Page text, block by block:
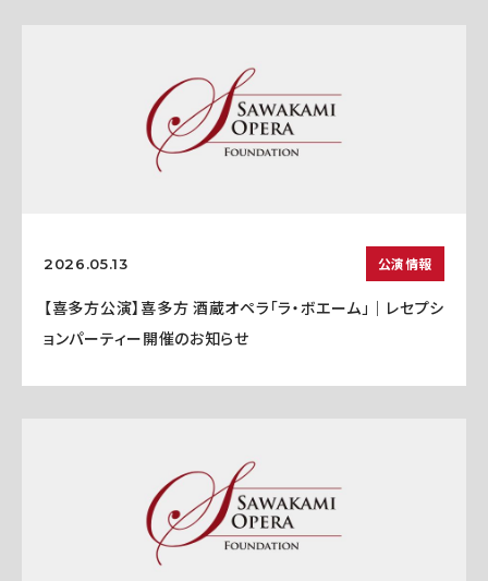
2026.05.13 公演情報
【喜多方公演】喜多方 酒蔵オペラ「ラ・ボエーム」｜レセプシ
ョンパーティー開催のお知らせ